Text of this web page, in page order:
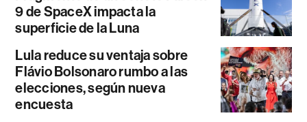
9 de SpaceX impacta la
superficie de la Luna
Lula reduce su ventaja sobre
Flávio Bolsonaro rumbo a las
elecciones, según nueva
encuesta